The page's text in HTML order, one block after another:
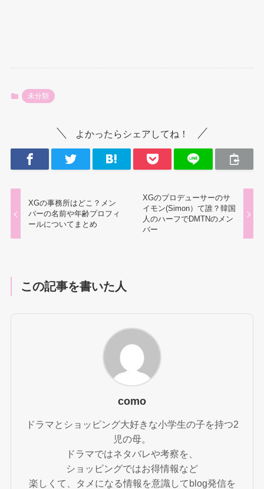
未分類
よかったらシェアしてね！
XGの事務所はどこ？メン
バーの名前や年齢プロフィ
ールについてまとめ
XGのプロデューサーのサ
イモン(Simon）て誰？韓国
人のハーフでDMTNのメン
バー
この記事を書いた人
como
ドラマとショッピング大好きな小学生の子を持つ2
児の母。
ドラマではネタバレや考察を、
ショッピングではお得情報など
楽しくて、タメになる情報を意識してblog発信を